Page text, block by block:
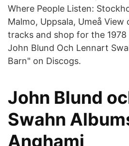
Where People Listen:
Malmo, Uppsala, Umeå View
tracks and shop for the 1978
John Blund Och Lennart
Barn" on Discogs.
John Blund
Swahn
Anghami